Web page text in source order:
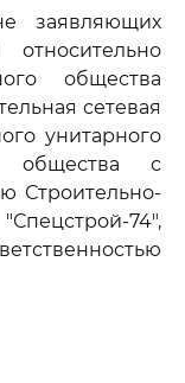
заявляющих
относительно
общества
сетевая
унитарного
общества с
Строительно-
74",